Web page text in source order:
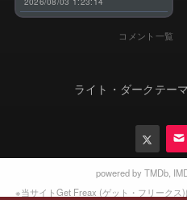
コメント一覧
ライト・ダークテー
powered by TMDb,
※当サイトGet Freax (ゲット・フリークス)